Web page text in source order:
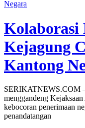
Negara
Kolaborasi
Kejagung
Kantong
SERIKATNEWS.COM
menggandeng
kebocoran penerimaan
penandatangan